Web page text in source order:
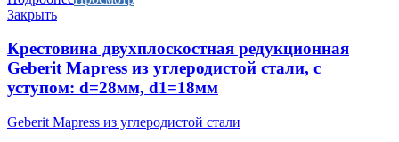
Закрыть
Крестовина двухплоскостная редукционная
Geberit Mapress из углеродистой стали, с
уступом: d=28мм, d1=18мм
Geberit Mapress из углеродистой стали